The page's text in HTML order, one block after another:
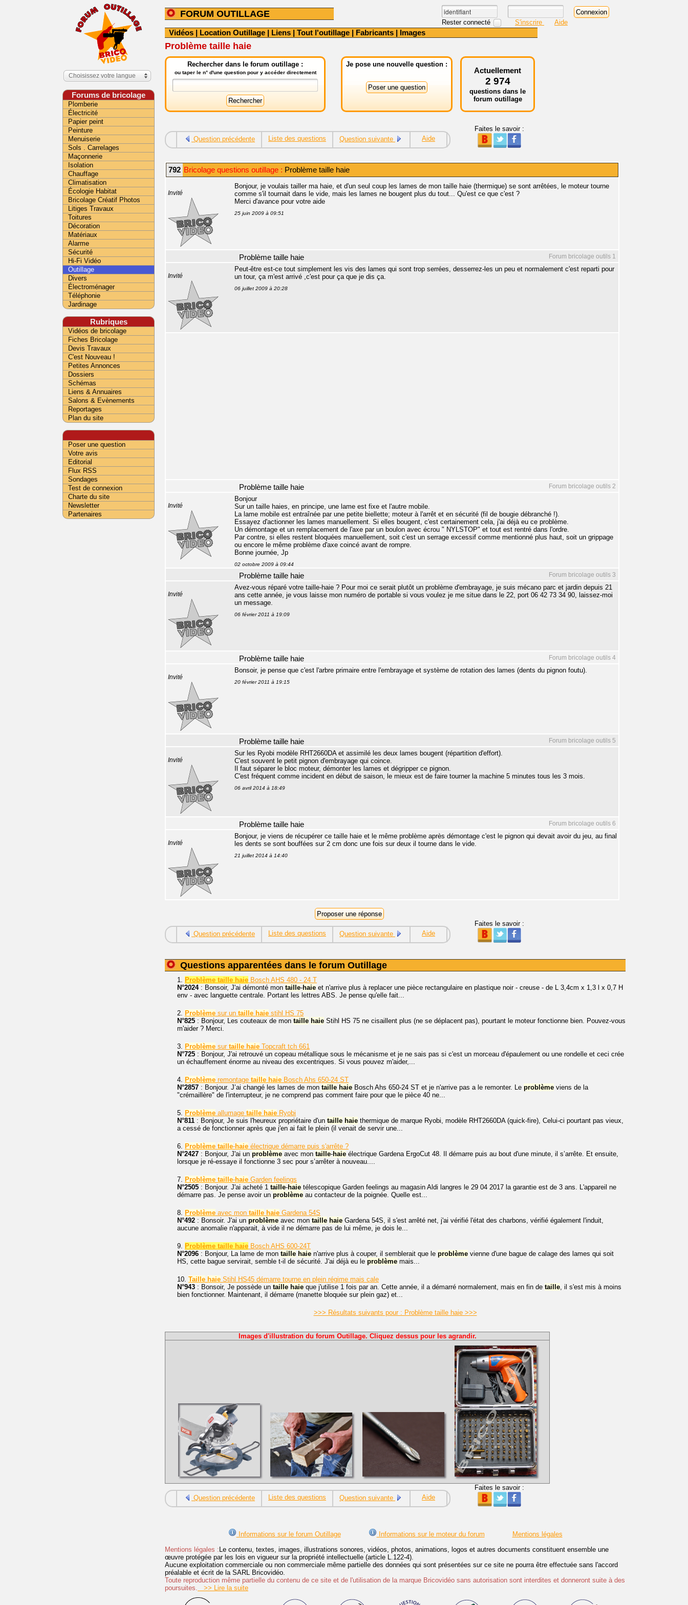
FORUM OUTILLAGE
Rester connecté S'inscrire Aide
Vidéos | Location Outillage | Liens | Tout l'outillage | Fabricants | Images
Problème taille haie
Rechercher dans le forum outillage :
ou taper le n° d'une question pour y accéder directement
Je pose une nouvelle question :
Actuellement
2 974
questions dans le
forum outillage
Question précédente Liste des questions Question suivante Aide
Faites le savoir :
792 Bricolage questions outillage : Problème taille haie
Invité
Bonjour, je voulais tailler ma haie, et d'un seul coup les lames de mon taille haie (thermique) se sont arrêtées, le moteur tourne
comme s'il tournait dans le vide, mais les lames ne bougent plus du tout... Qu'est ce que c'est ?
Merci d'avance pour votre aide
25 juin 2009 à 09:51
Forum bricolage outils 1
Problème taille haie
Invité
Peut-être est-ce tout simplement les vis des lames qui sont trop serrées, desserrez-les un peu et normalement c'est reparti pour
un tour, ça m'est arrivé ,c'est pour ça que je dis ça.
06 juillet 2009 à 20:28
Forum bricolage outils 2
Problème taille haie
Invité
Bonjour
Sur un taille haies, en principe, une lame est fixe et l'autre mobile.
La lame mobile est entraînée par une petite biellette; moteur à l'arrêt et en sécurité (fil de bougie débranché !).
Essayez d'actionner les lames manuellement. Si elles bougent, c'est certainement cela, j'ai déjà eu ce problème.
Un démontage et un remplacement de l'axe par un boulon avec écrou " NYLSTOP" et tout est rentré dans l'ordre.
Par contre, si elles restent bloquées manuellement, soit c'est un serrage excessif comme mentionné plus haut, soit un grippage
ou encore le même problème d'axe coincé avant de rompre.
Bonne journée, Jp
02 octobre 2009 à 09:44
Forum bricolage outils 3
Problème taille haie
Invité
Avez-vous réparé votre taille-haie ? Pour moi ce serait plutôt un problème d'embrayage, je suis mécano parc et jardin depuis 21
ans cette année, je vous laisse mon numéro de portable si vous voulez je me situe dans le 22, port 06 42 73 34 90, laissez-moi
un message.
06 février 2011 à 19:09
Forum bricolage outils 4
Problème taille haie
Invité
Bonsoir, je pense que c'est l'arbre primaire entre l'embrayage et système de rotation des lames (dents du pignon foutu).
20 février 2011 à 19:15
Forum bricolage outils 5
Problème taille haie
Invité
Sur les Ryobi modèle RHT2660DA et assimilé les deux lames bougent (répartition d'effort).
C'est souvent le petit pignon d'embrayage qui coince.
Il faut séparer le bloc moteur, démonter les lames et dégripper ce pignon.
C'est fréquent comme incident en début de saison, le mieux est de faire tourner la machine 5 minutes tous les 3 mois.
06 avril 2014 à 18:49
Forum bricolage outils 6
Problème taille haie
Invité
Bonjour, je viens de récupérer ce taille haie et le même problème après démontage c'est le pignon qui devait avoir du jeu, au final
les dents se sont bouffées sur 2 cm donc une fois sur deux il tourne dans le vide.
21 juillet 2014 à 14:40
Question précédente Liste des questions Question suivante Aide
Faites le savoir :
Questions apparentées dans le forum Outillage
1. Problème taille haie Bosch AHS 480 - 24 T
N°2024: Bonsoir, J'ai démonté mon taille-haie et n'arrive plus à replacer une pièce rectangulaire en plastique noir - creuse - de L 3,4cm x 1,3 l x 0,7 H
env - avec languette centrale. Portant les lettres ABS. Je pense qu'elle fait...
2. Problème sur un taille haie stihl HS 75
N°825 : Bonjour, Les couteaux de mon taille haie Stihl HS 75 ne cisaillent plus (ne se déplacent pas), pourtant le moteur fonctionne bien. Pouvez-vous
m'aider ? Merci.
3. Problème sur taille haie Topcraft tch 661
N°725 : Bonjour, J'ai retrouvé un copeau métallique sous le mécanisme et je ne sais pas si c'est un morceau d'épaulement ou une rondelle et ceci crée
un échauffement énorme au niveau des excentriques. Si vous pouvez m'aider,...
4. Problème remontage taille haie Bosch Ahs 650-24 ST
N°2857 : Bonjour. J’ai changé les lames de mon taille haie Bosch Ahs 650-24 ST et je n'arrive pas a le remonter. Le problème viens de la
"crémaillère" de l'interrupteur, je ne comprend pas comment faire pour que le pièce 40 ne...
5. Problème allumage taille haie Ryobi
N°811 : Bonjour, Je suis l'heureux propriétaire d'un taille haie thermique de marque Ryobi, modèle RHT2660DA (quick-fire), Celui-ci pourtant pas vieux,
a cessé de fonctionner après que j'en ai fait le plein (il venait de servir une...
6. Problème taille-haie électrique démarre puis s'arrête ?
N°2427 : Bonjour, J'ai un problème avec mon taille-haie électrique Gardena ErgoCut 48. Il démarre puis au bout d'une minute, il s’arrête. Et ensuite,
lorsque je ré-essaye il fonctionne 3 sec pour s’arrêter à nouveau....
7. Problème taille-haie Garden feelings
N°2505 : Bonjour. J'ai acheté 1 taille-haie télescopique Garden feelings au magasin Aldi langres le 29 04 2017 la garantie est de 3 ans. L'appareil ne
démarre pas. Je pense avoir un problème au contacteur de la poignée. Quelle est...
8. Problème avec mon taille haie Gardena 54S
N°492 : Bonsoir. J'ai un problème avec mon taille haie Gardena 54S, il s'est arrêté net, j'ai vérifié l'état des charbons, vérifié également l'induit,
aucune anomalie n'apparait, à vide il ne démarre pas de lui même, je dois le...
9. Problème taille haie Bosch AHS 600-24T
N°2096 : Bonjour, La lame de mon taille haie n'arrive plus à couper, il semblerait que le problème vienne d'une bague de calage des lames qui soit
HS, cette bague servirait, semble t-il de sécurité. J'ai déjà eu le problème mais...
10. Taille haie Stihl HS45 démarre tourne en plein régime mais cale
N°943 : Bonsoir, Je possède un taille haie que j'utilise 1 fois par an. Cette année, il a démarré normalement, mais en fin de taille, il s'est mis à moins
bien fonctionner. Maintenant, il démarre (manette bloquée sur plein gaz) et...
>>> Résultats suivants pour : Problème taille haie >>>
Images d'illustration du forum Outillage. Cliquez dessus pour les agrandir.
Question précédente Liste des questions Question suivante Aide
Faites le savoir :
Informations sur le forum Outillage Informations sur le moteur du forum
Mentions légales
Mentions légales : Le contenu, textes, images, illustrations sonores, vidéos, photos, animations, logos et autres documents constituent ensemble une
œuvre protégée par les lois en vigueur sur la propriété intellectuelle (article L.122-4).
Aucune exploitation commerciale ou non commerciale même partielle des données qui sont présentées sur ce site ne pourra être effectuée sans l'accord
préalable et écrit de la SARL Bricovidéo.
Toute reproduction même partielle du contenu de ce site et de l'utilisation de la marque Bricovidéo sans autorisation sont interdites et donneront suite à des
poursuites. >> Lire la suite
Choisissez votre langue
Forums de bricolage
Plomberie
Électricité
Papier peint
Peinture
Menuiserie
Sols . Carrelages
Maçonnerie
Isolation
Chauffage
Climatisation
Écologie Habitat
Bricolage Créatif Photos
Litiges Travaux
Toitures
Décoration
Matériaux
Alarme
Sécurité
Hi-Fi Vidéo
Outillage
Divers
Électroménager
Téléphonie
Jardinage
Rubriques
Vidéos de bricolage
Fiches Bricolage
Devis Travaux
C'est Nouveau !
Petites Annonces
Dossiers
Schémas
Liens & Annuaires
Salons & Evènements
Reportages
Plan du site
Poser une question
Votre avis
Editorial
Flux RSS
Sondages
Test de connexion
Charte du site
Newsletter
Partenaires